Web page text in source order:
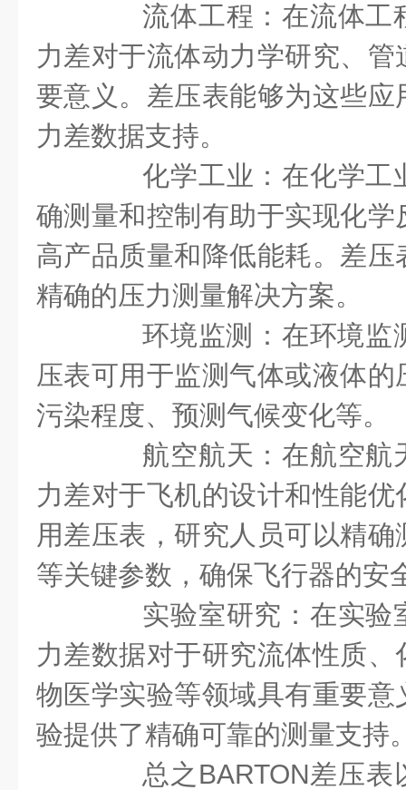
流体工程：在流体工
力差对于流体动力学研究、
要意义。差压表能够为这些
力差数据支持。
化学工业：在化学工
确测量和控制有助于实现化
高产品质量和降低能耗。差
精确的压力测量解决方案。
环境监测：在环境监
压表可用于监测气体或液体
污染程度、预测气候变化等。
航空航天：在航空航
力差对于飞机的设计和性能
用差压表，研究人员可以精
等关键参数，确保飞行器的安
实验室研究：在实验
力差数据对于研究流体性质
物医学实验等领域具有重要
验提供了精确可靠的测量支持
总之BARTON差压表